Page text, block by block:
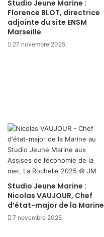
Studio Jeune Marine :
Florence BLOT, directrice
adjointe du site ENSM
Marseille
27 novembre 2025
Studio Jeune Marine :
Nicolas VAUJOUR, Chef
d’état-major de la Marine
7 novembre 2025